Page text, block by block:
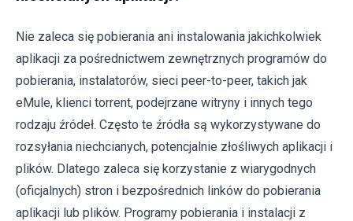
Nie zaleca się pobierania ani instalowania jakichkolwiek
aplikacji za pośrednictwem zewnętrznych programów do
pobierania, instalatorów, sieci peer-to-peer, takich jak
eMule, klienci torrent, podejrzane witryny i innych tego
rodzaju źródeł. Często te źródła są wykorzystywane do
rozsyłania niechcianych, potencjalnie złośliwych aplikacji i
plików. Dlatego zaleca się korzystanie z wiarygodnych
(oficjalnych) stron i bezpośrednich linków do pobierania
aplikacji lub plików. Programy pobierania i instalacji z